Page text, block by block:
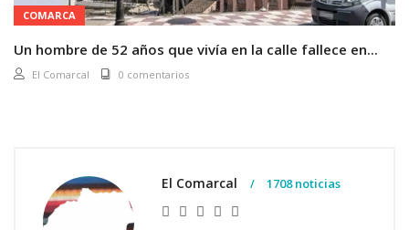
COMARCA
Un hombre de 52 años que vivía en la calle fallece en...
El Comarcal 0 comentarios
El Comarcal 1708 noticias